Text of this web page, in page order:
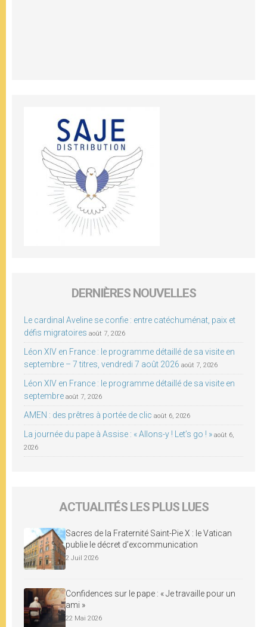
DERNIÈRES NOUVELLES
Le cardinal Aveline se confie : entre catéchuménat, paix et
défis migratoires août 7, 2026
Léon XIV en France : le programme détaillé de sa visite en
septembre – 7 titres, vendredi 7 août 2026 août 7, 2026
Léon XIV en France : le programme détaillé de sa visite en
septembre août 7, 2026
AMEN : des prêtres à portée de clic août 6, 2026
La journée du pape à Assise : « Allons-y ! Let’s go ! » août 6,
2026
ACTUALITÉS LES PLUS LUES
Sacres de la Fraternité Saint-Pie X : le Vatican
publie le décret d’excommunication
2 Juil 2026
Confidences sur le pape : « Je travaille pour un
ami »
22 Mai 2026